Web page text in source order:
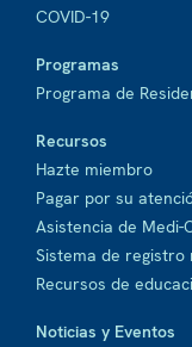
COVID-19
Programas
Programa de
Recursos
Hazte miembro
Pagar por su
Asistencia de Medi-
Sistema de registro
Recursos de
Noticias y Eventos